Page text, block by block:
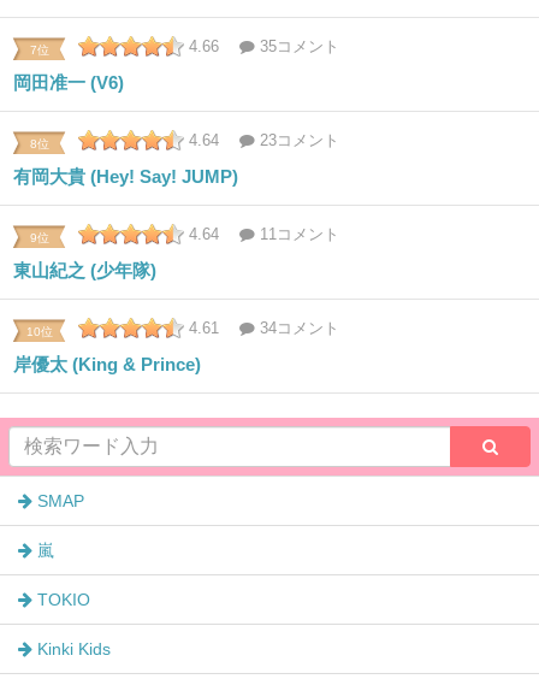
7位 4.66 35コメント
岡田准一 (V6)
8位 4.64 23コメント
有岡大貴 (Hey! Say! JUMP)
9位 4.64 11コメント
東山紀之 (少年隊)
10位 4.61 34コメント
岸優太 (King & Prince)
SMAP
嵐
TOKIO
Kinki Kids